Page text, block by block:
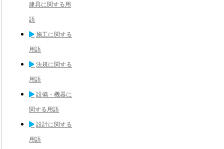
建具に関する用
語
施工に関する
用語
法規に関する
用語
設備・機器に
関する用語
設計に関する
用語